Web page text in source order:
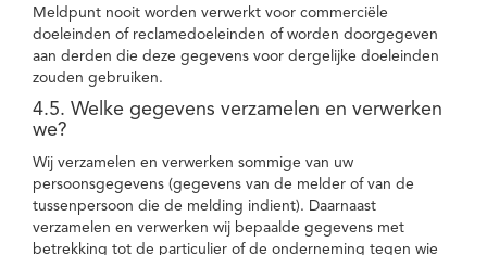
Meldpunt nooit worden verwerkt voor commerciële
doeleinden of reclamedoeleinden of worden doorgegeven
aan derden die deze gegevens voor dergelijke doeleinden
zouden gebruiken.
4.5. Welke gegevens verzamelen en verwerken
we?
Wij verzamelen en verwerken sommige van uw
persoonsgegevens (gegevens van de melder of van de
tussenpersoon die de melding indient). Daarnaast
verzamelen en verwerken wij bepaalde gegevens met
betrekking tot de particulier of de onderneming tegen wie